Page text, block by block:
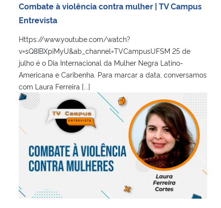
Combate à violência contra mulher | TV Campus
Entrevista
Https://www.youtube.com/watch?
v=sQ8IBXpiMyU&ab_channel=TVCampusUFSM 25 de
julho é o Dia Internacional da Mulher Negra Latino-
Americana e Caribenha. Para marcar a data, conversamos
com Laura Ferreira [...]